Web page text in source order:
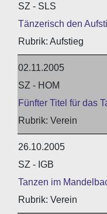
SZ - SLS
Tänzerisch den
Aufstieg
02.11.2005
SZ - HOM
Fünfter Titel für das
Verein
26.10.2005
SZ - IGB
Tanzen im
Verein